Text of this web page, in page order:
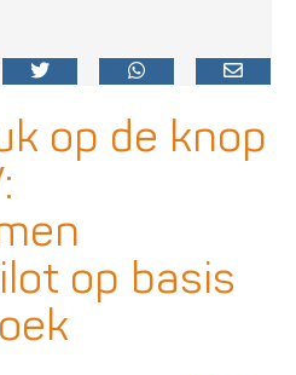
op de knop
op basis